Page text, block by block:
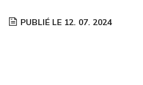
PUBLIÉ LE 12. 07. 2024